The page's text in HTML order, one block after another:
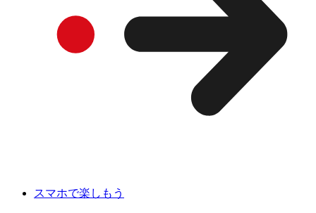
スマホで楽しもう